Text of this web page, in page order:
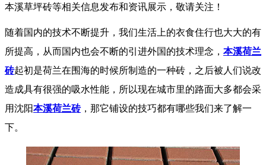
本溪草坪砖等相关信息发布和资讯展示，敬请关注！
随着国内的技术不断提升，我们生活上的衣食住行也大大的有
所提高，从而国内也会不断的引进外国的技术理念， 本溪荷兰
砖起初是荷兰在围海的时候所制造的一种砖，之后被人们说改
造成具有很强的吸水性能，所以现在城市里的路面大多都会采
用沈阳本溪荷兰砖，那它铺设的技巧都有哪些我们来了解一
下。